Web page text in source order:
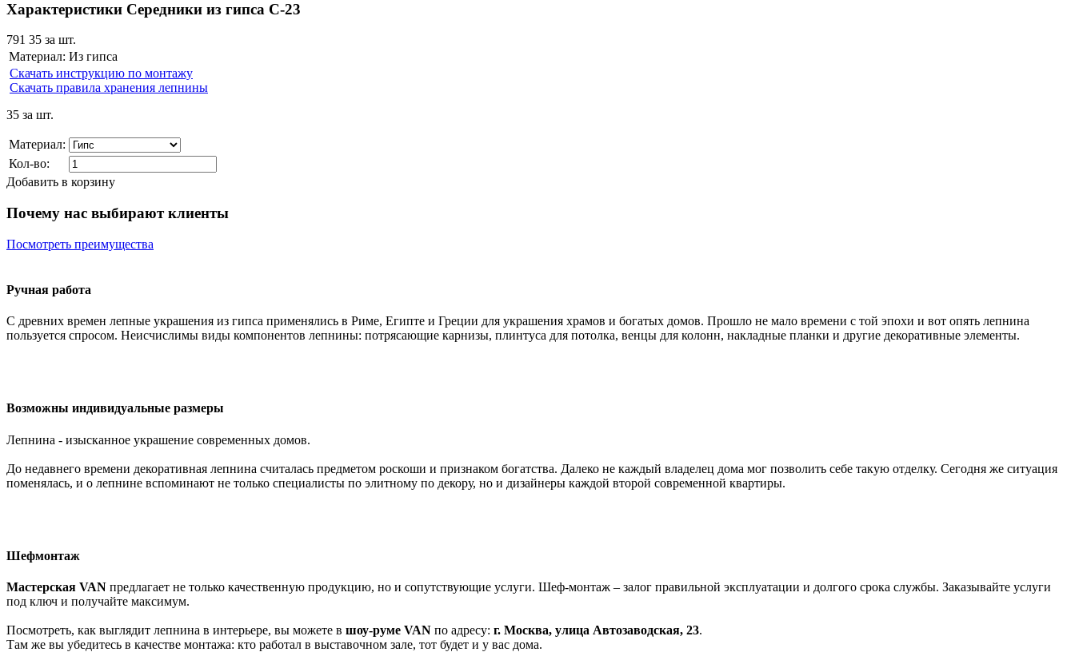
Характеристики Середники из гипса С-23
791 35 за шт.
Материал: Из гипса
Скачать инструкцию по монтажу
Скачать правила хранения лепнины
35 за шт.
Материал:
Кол-во:
Добавить в корзину
Почему нас выбирают клиенты
Посмотреть преимущества
Ручная работа
С древних времен лепные украшения из гипса применялись в Риме, Египте и Греции для украшения храмов и богатых домов. Прошло не мало времени с той эпохи и вот опять лепнина
пользуется спросом. Неисчислимы виды компонентов лепнины: потрясающие карнизы, плинтуса для потолка, венцы для колонн, накладные планки и другие декоративные элементы.
Возможны индивидуальные размеры
Лепнина - изысканное украшение современных домов.
До недавнего времени декоративная лепнина считалась предметом роскоши и признаком богатства. Далеко не каждый владелец дома мог позволить себе такую отделку. Сегодня же ситуация
поменялась, и о лепнине вспоминают не только специалисты по элитному по декору, но и дизайнеры каждой второй современной квартиры.
Шефмонтаж
Мастерская VAN предлагает не только качественную продукцию, но и сопутствующие услуги. Шеф-монтаж – залог правильной эксплуатации и долгого срока службы. Заказывайте услуги
под ключ и получайте максимум.
Посмотреть, как выглядит лепнина в интерьере, вы можете в шоу-руме VAN по адресу: г. Москва, улица Автозаводская, 23.
Там же вы убедитесь в качестве монтажа: кто работал в выставочном зале, тот будет и у вас дома.